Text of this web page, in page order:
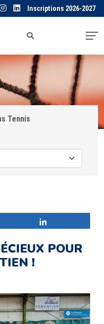
Inscriptions 2026-2027
Tennis
POUR
!